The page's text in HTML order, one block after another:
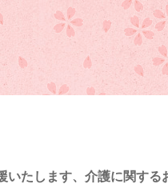
たします、介護に関する